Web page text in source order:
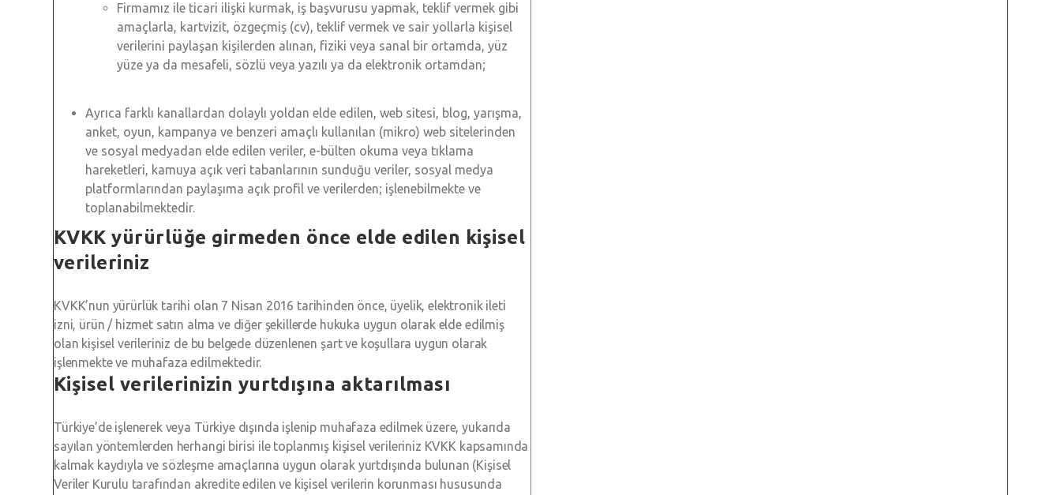
Firmamız ile ticari ilişki kurmak, iş başvurusu yapmak, teklif vermek gibi
amaçlarla, kartvizit, özgeçmiş (cv), teklif vermek ve sair yollarla kişisel
verilerini paylaşan kişilerden alınan, fiziki veya sanal bir ortamda, yüz
yüze ya da mesafeli, sözlü veya yazılı ya da elektronik ortamdan;
Ayrıca farklı kanallardan dolaylı yoldan elde edilen, web sitesi, blog, yarışma,
anket, oyun, kampanya ve benzeri amaçlı kullanılan (mikro) web sitelerinden
ve sosyal medyadan elde edilen veriler, e-bülten okuma veya tıklama
hareketleri, kamuya açık veri tabanlarının sunduğu veriler, sosyal medya
platformlarından paylaşıma açık profil ve verilerden; işlenebilmekte ve
toplanabilmektedir.
KVKK yürürlüğe girmeden önce elde edilen kişisel
verileriniz
KVKK’nun yürürlük tarihi olan 7 Nisan 2016 tarihinden önce, üyelik, elektronik ileti
izni, ürün / hizmet satın alma ve diğer şekillerde hukuka uygun olarak elde edilmiş
olan kişisel verileriniz de bu belgede düzenlenen şart ve koşullara uygun olarak
işlenmekte ve muhafaza edilmektedir.
Kişisel verilerinizin yurtdışına aktarılması
Türkiye’de işlenerek veya Türkiye dışında işlenip muhafaza edilmek üzere, yukarıda
sayılan yöntemlerden herhangi birisi ile toplanmış kişisel verileriniz KVKK kapsamında
kalmak kaydıyla ve sözleşme amaçlarına uygun olarak yurtdışında bulunan (Kişisel
Veriler Kurulu tarafından akredite edilen ve kişisel verilerin korunması hususunda